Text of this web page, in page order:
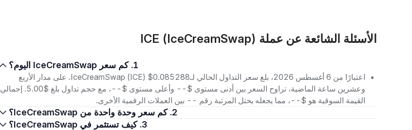
الأسئلة الشائعة عن عملة ICE (IceCreamSwap)
1. كم سعر IceCreamSwap اليوم؟
اعتبارًا من 6 أغسطس 2026، بلغ سعر التداول الحالي لـIceCreamSwap (ICE) $0.085288. على مدار الأربع
وعشرين ساعة الماضية، تراوح السعر بين أدنى مستوى $-- وأعلى مستوى $--، مع حجم تداول بلغ $5.00. إجمالي
القيمة السوقية هو $--، مما يجعله يحتل المرتبة رقم -- بين العملات الرقمية الأخرى.
2. كم سعر وحدة واحدة من IceCreamSwap؟
3. كيف تستثمر في IceCreamSwap؟